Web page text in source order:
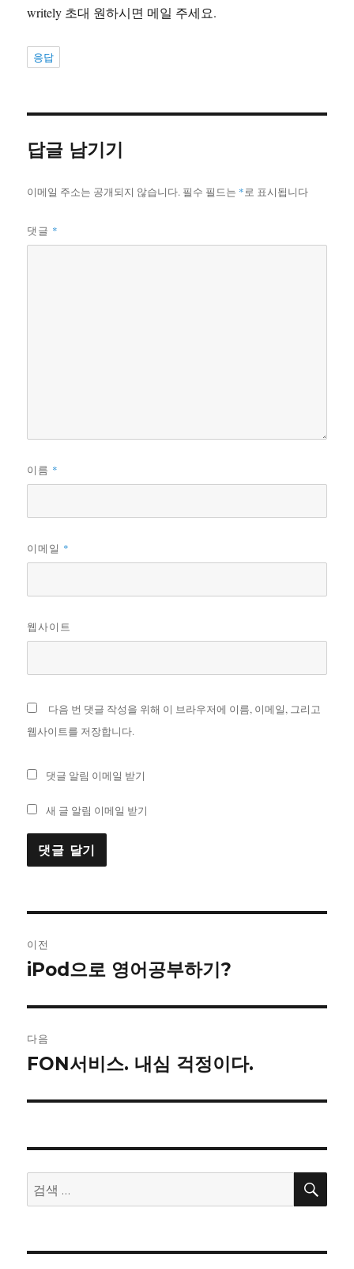
writely 초대 원하시면 메일 주세요.
응답
답글 남기기
이메일 주소는 공개되지 않습니다. 필수 필드는 *로 표시됩니다
댓글 *
이름 *
이메일 *
웹사이트
다음 번 댓글 작성을 위해 이 브라우저에 이름, 이메일, 그리고
웹사이트를 저장합니다.
댓글 알림 이메일 받기
새 글 알림 이메일 받기
내
게
이
션
이전
이
글:
iPod으로 영어공부하기?
다음
다
글:
FON서비스. 내심 걱정이다.
검
색:
검